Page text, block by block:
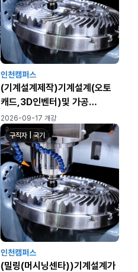
인천캠퍼스
(기계설계제작)기계설계(오토
캐드,3D인벤터)및 가공
(CAM,CNC,MCT)실무자 양
성 C
2026-09-17 개강
구직자 | 국기
인천캠퍼스
(밀링(머시닝센타))기계설계가